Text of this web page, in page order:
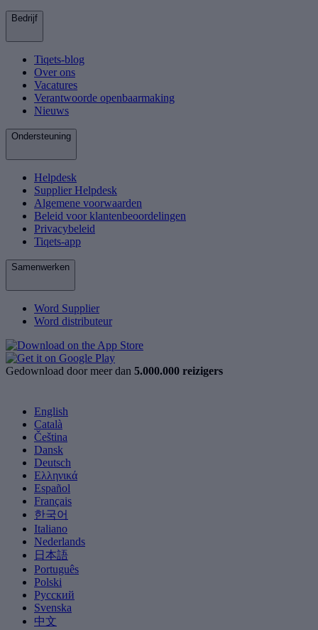
Bedrijf
Tiqets-blog
Over ons
Vacatures
Verantwoorde openbaarmaking
Nieuws
Ondersteuning
Helpdesk
Supplier Helpdesk
Algemene voorwaarden
Beleid voor klantenbeoordelingen
Privacybeleid
Tiqets-app
Samenwerken
Word Supplier
Word distributeur
Gedownload door meer dan 5.000.000 reizigers
English
Català
Čeština
Dansk
Deutsch
Ελληνικά
Español
Français
한국어
Italiano
Nederlands
日本語
Português
Polski
Русский
Svenska
中文